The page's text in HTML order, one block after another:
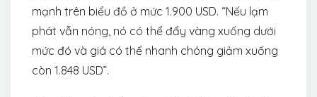
mạnh trên biểu đồ ở mức 1.900 USD. “Nếu lạm
phát vẫn nóng, nó có thể đẩy vàng xuống dưới
mức đó và giá có thể nhanh chóng giảm xuống
còn 1.848 USD”.